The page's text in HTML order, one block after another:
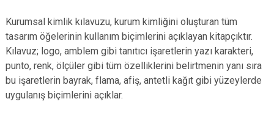
Kurumsal kimlik kılavuzu, kurum kimliğini oluşturan tüm
tasarım öğelerinin kullanım biçimlerini açıklayan kitapçıktır.
Kılavuz; logo, amblem gibi tanıtıcı işaretlerin yazı karakteri,
punto, renk, ölçüler gibi tüm özelliklerini belirtmenin yanı sıra
bu işaretlerin bayrak, flama, afiş, antetli kağıt gibi yüzeylerde
uygulanış biçimlerini açıklar.